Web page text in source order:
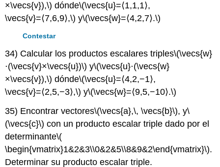
×\vecs{v}),\) dónde\(\vecs{u}=⟨1,1,1⟩,
\vecs{v}=⟨7,6,9⟩,\) y\(\vecs{w}=⟨4,2,7⟩.\)
Contestar
34) Calcular los productos escalares triples\(\vecs{w}
⋅(\vecs{v}×\vecs{u})\) y\(\vecs{u}⋅(\vecs{w}
×\vecs{v}),\) dónde\(\vecs{u}=⟨4,2,−1⟩,
\vecs{v}=⟨2,5,−3⟩,\) y\(\vecs{w}=⟨9,5,−10⟩.\)
35) Encontrar vectores\(\vecs{a},\, \vecs{b}\), y\
(\vecs{c}\) con un producto escalar triple dado por el
determinante\(
\begin{vmatrix}1&2&3\\0&2&5\\8&9&2\end{vmatrix}\).
Determinar su producto escalar triple.